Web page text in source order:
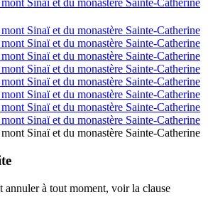
annuler à tout moment, voir la clause